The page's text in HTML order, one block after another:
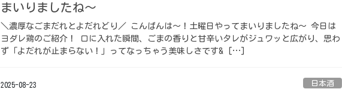
まいりましたね〜
＼濃厚なごまだれとよだれどり／ こんばんは〜！土曜日やってまいりましたね〜 今日は
ヨダレ鶏のご紹介！ 口に入れた瞬間、ごまの香りと甘辛いタレがジュワッと広がり、思わ
ず「よだれが止まらない！」ってなっちゃう美味しさです& […]
2025-08-23 日本酒